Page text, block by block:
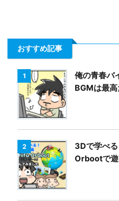
おすすめ記事
1
俺の青春バ
BGMは最
2
3Dで学べ
Orbootで遊